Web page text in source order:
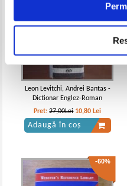
Leon Levitchi, Andrei Bantas -
Dictionar Englez-Roman
Pret:27,00Lei 10,80 Lei
Adaugă în coș
-60%